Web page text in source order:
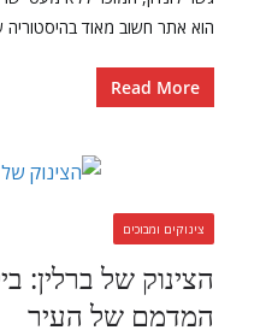
הוא אתר חשוב מאוד
Read More
צינוקים ומבוכים
הצינוק של ברלין:
המדמם של העיר